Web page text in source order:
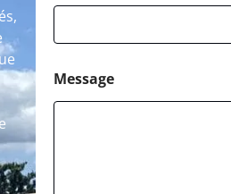
m
Message